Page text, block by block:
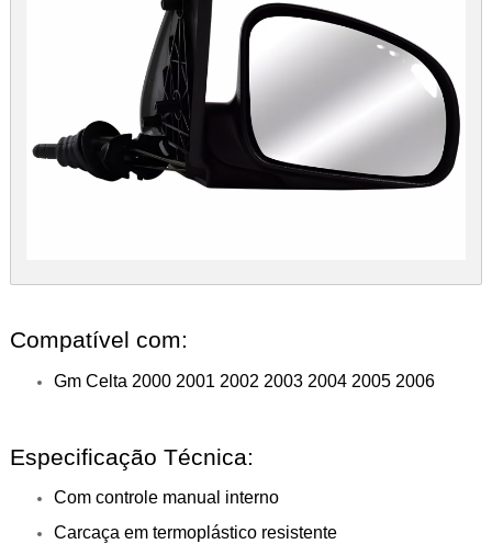
Compatível com:
Gm Celta 2000 2001 2002 2003 2004 2005 2006
Especificação Técnica:
Com controle manual interno
Carcaça em termoplástico resistente